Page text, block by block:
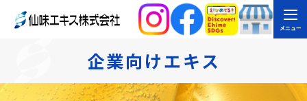
メニュー
企業向けエキス